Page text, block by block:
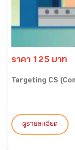
ราคา 125 บาท
Targeting CS
ดูรายละเอียด